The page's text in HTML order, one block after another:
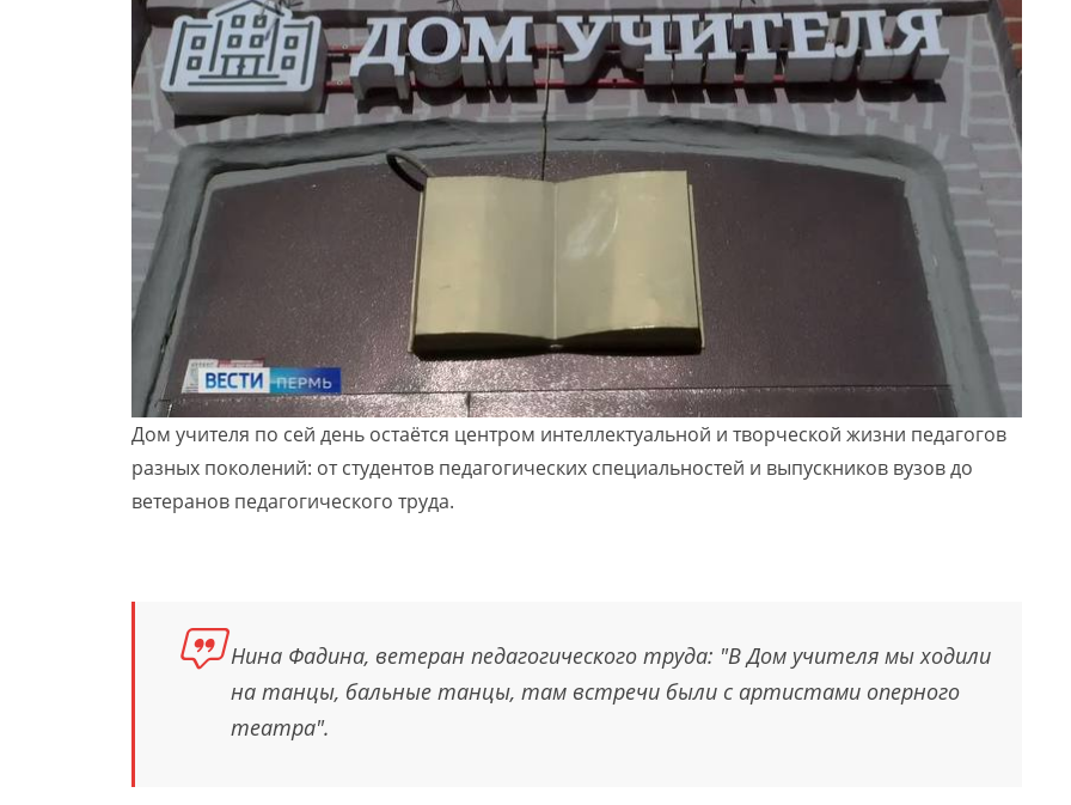
Дом учителя по сей день остаётся центром интеллектуальной и творческой жизни педагогов
разных поколений: от студентов педагогических специальностей и выпускников вузов до
ветеранов педагогического труда.
Нина Фадина, ветеран педагогического труда: "В Дом учителя мы ходили
на танцы, бальные танцы, там встречи были с артистами оперного
театра".